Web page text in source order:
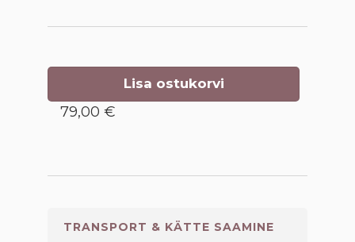
Lisa ostukorvi
79,00 €
TRANSPORT & KÄTTE SAAMINE